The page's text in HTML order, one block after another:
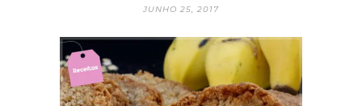
JUNHO 25, 2017